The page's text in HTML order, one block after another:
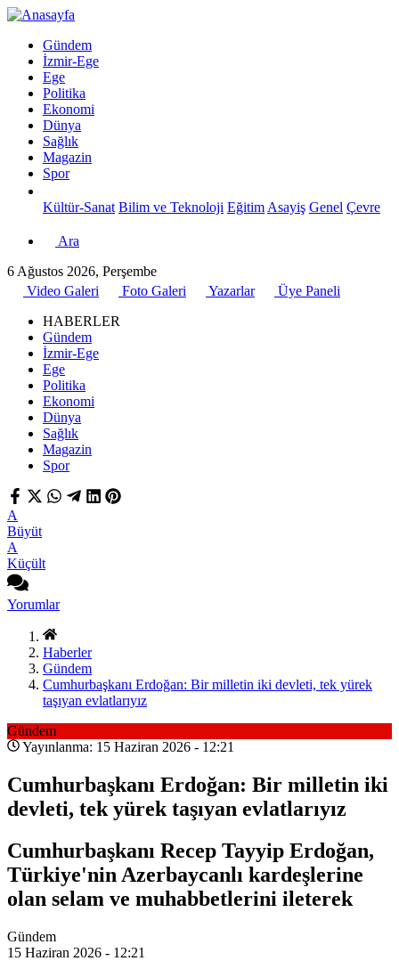
Gündem
İzmir-Ege
Ege
Politika
Ekonomi
Dünya
Sağlık
Magazin
Spor
Kültür-Sanat Bilim ve Teknoloji Eğitim Asayiş Genel Çevre
Ara
6 Ağustos 2026, Perşembe
Video Galeri
Foto Galeri Yazarlar
Üye Paneli
HABERLER
Gündem
İzmir-Ege
Ege
Politika
Ekonomi
Dünya
Sağlık
Magazin
Spor
A
Büyüt
A
Küçült
Yorumlar
Haberler
Gündem
Cumhurbaşkanı Erdoğan: Bir milletin iki devleti, tek yürek
taşıyan evlatlarıyız
Gündem
Yayınlanma: 15 Haziran 2026 - 12:21
Cumhurbaşkanı Erdoğan: Bir milletin iki
devleti, tek yürek taşıyan evlatlarıyız
Cumhurbaşkanı Recep Tayyip Erdoğan,
Türkiye'nin Azerbaycanlı kardeşlerine
olan selam ve muhabbetlerini ileterek
Gündem
15 Haziran 2026 - 12:21